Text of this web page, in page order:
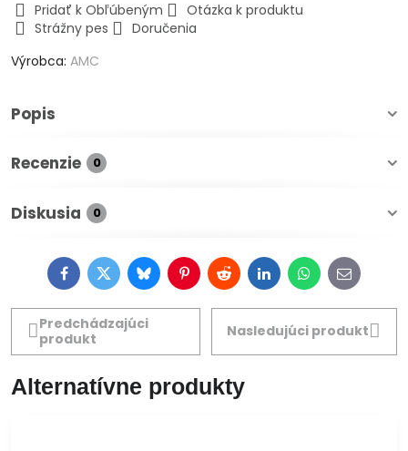
Pridať k Obľúbeným
Otázka k produktu
Strážny pes
Doručenia
Výrobca: AMC
Popis
Recenzie 0
Diskusia 0
FacebookTwitterBlueskyPinterestRedditLinkedInWhatsApp
E-
mail
Predchádzajúci
produkt
Nasledujúci produkt
Alternatívne produkty